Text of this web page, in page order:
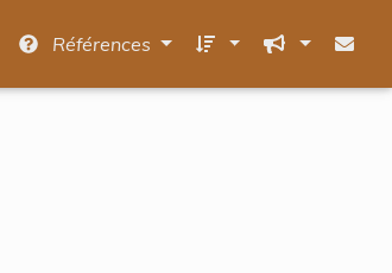
Références